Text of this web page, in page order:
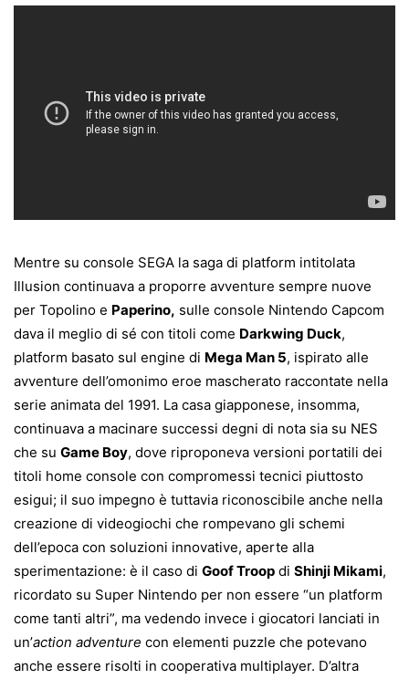
Mentre su console SEGA la saga di platform intitolata
Illusion continuava a proporre avventure sempre nuove
per Topolino e Paperino, sulle console Nintendo Capcom
dava il meglio di sé con titoli come Darkwing Duck,
platform basato sul engine di Mega Man 5, ispirato alle
avventure dell’omonimo eroe mascherato raccontate nella
serie animata del 1991. La casa giapponese, insomma,
continuava a macinare successi degni di nota sia su NES
che su Game Boy, dove riproponeva versioni portatili dei
titoli home console con compromessi tecnici piuttosto
esigui; il suo impegno è tuttavia riconoscibile anche nella
creazione di videogiochi che rompevano gli schemi
dell’epoca con soluzioni innovative, aperte alla
sperimentazione: è il caso di Goof Troop di Shinji Mikami,
ricordato su Super Nintendo per non essere “un platform
come tanti altri”, ma vedendo invece i giocatori lanciati in
un’action adventure con elementi puzzle che potevano
anche essere risolti in cooperativa multiplayer. D’altra